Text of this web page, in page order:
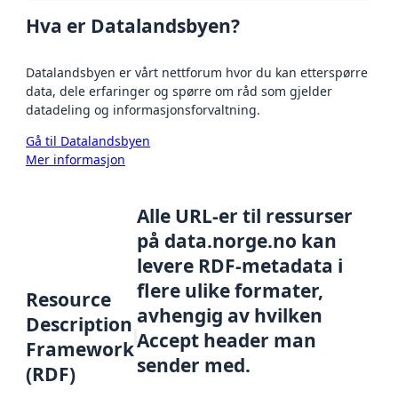
Hva er Datalandsbyen?
Datalandsbyen er vårt nettforum hvor du kan etterspørre
data, dele erfaringer og spørre om råd som gjelder
datadeling og informasjonsforvaltning.
Gå til Datalandsbyen
Mer informasjon
Resource
Description
Framework
(RDF)
Alle URL-er til ressurser
på data.norge.no kan
levere RDF-metadata i
flere ulike formater,
avhengig av hvilken
Accept header man
sender med.